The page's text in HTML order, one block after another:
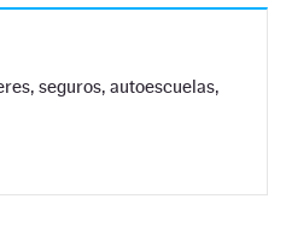
seguros, autoescuelas,